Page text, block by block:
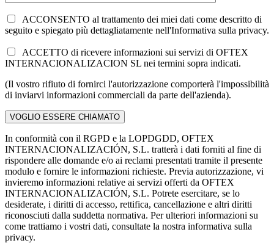
ACCONSENTO al trattamento dei miei dati come descritto di
seguito e spiegato più dettagliatamente nell'Informativa sulla privacy.
ACCETTO di ricevere informazioni sui servizi di OFTEX
INTERNACIONALIZACION SL nei termini sopra indicati.
(Il vostro rifiuto di fornirci l'autorizzazione comporterà l'impossibilità
di inviarvi informazioni commerciali da parte dell'azienda).
In conformità con il RGPD e la LOPDGDD, OFTEX
INTERNACIONALIZACIÓN, S.L. tratterà i dati forniti al fine di
rispondere alle domande e/o ai reclami presentati tramite il presente
modulo e fornire le informazioni richieste. Previa autorizzazione, vi
invieremo informazioni relative ai servizi offerti da OFTEX
INTERNACIONALIZACIÓN, S.L. Potrete esercitare, se lo
desiderate, i diritti di accesso, rettifica, cancellazione e altri diritti
riconosciuti dalla suddetta normativa. Per ulteriori informazioni su
come trattiamo i vostri dati, consultate la nostra informativa sulla
privacy.